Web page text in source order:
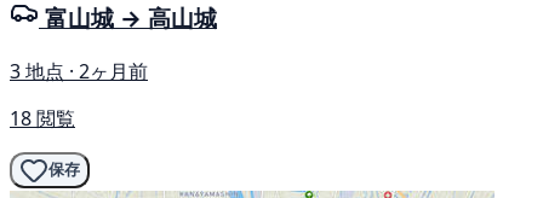
富山城 → 高山城
3 地点 · 2ヶ月前
18 閲覧
保存